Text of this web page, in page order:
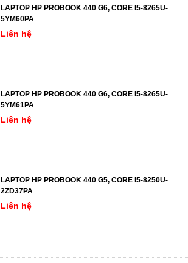
LAPTOP HP PROBOOK 440 G6, CORE I5-8265U-
5YM60PA
Liên hệ
LAPTOP HP PROBOOK 440 G6, CORE I5-8265U-
5YM61PA
Liên hệ
LAPTOP HP PROBOOK 440 G5, CORE I5-8250U-
2ZD37PA
Liên hệ